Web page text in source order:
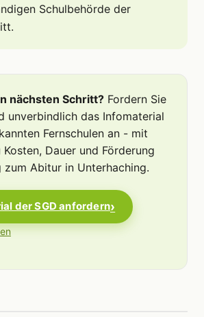
Schulbehörde der
nächsten Schritt? Fordern Sie
unverbindlich das Infomaterial
Fernschulen an - mit
Dauer und Förderung
zum Abitur in Unterhaching.
der SGD anfordern